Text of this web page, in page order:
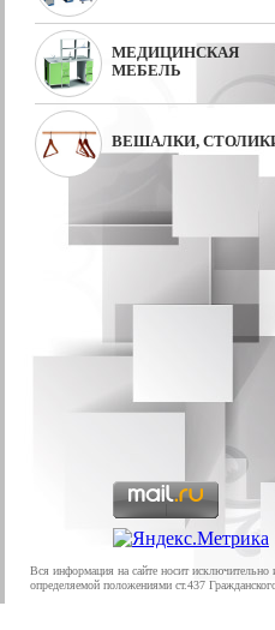
МЕДИЦИНСКАЯ
МЕБЕЛЬ
ВЕШАЛКИ,
Вся информация на сайте носит
определяемой положениями ст.437